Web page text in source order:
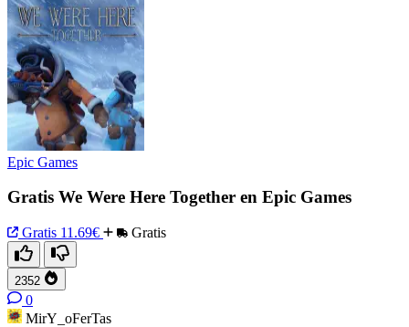
Epic Games
Gratis We Were Here Together en Epic Games
Gratis 11.69€ Gratis
2352
0
MirY_oFerTas